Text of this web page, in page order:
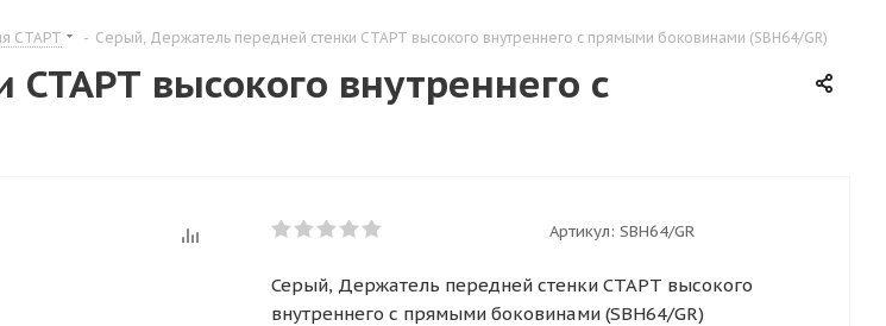
СТАРТ - Серый, Держатель передней стенки СТАРТ высокого внутреннего с прямыми боковинами (SBH64/GR)
высокого внутреннего с
Артикул: SBH64/GR
Серый, Держатель передней стенки СТАРТ высокого
внутреннего с прямыми боковинами (SBH64/GR)